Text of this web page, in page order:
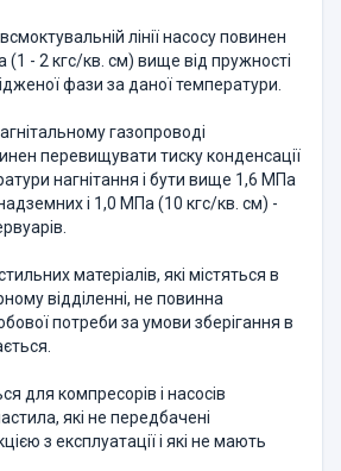
лінії насосу повинен
(1 - 2 кгс/кв. см) вище від пружності
фази за даної температури.
газопроводі
перевищувати тиску конденсації
нагнітання і бути вище 1,6 МПа
і 1,0 МПа (10 кгс/кв. см) -
матеріалів, які містяться в
відділенні, не повинна
потреби за умови зберігання в
для компресорів і насосів
які не передбачені
з експлуатації і які не мають